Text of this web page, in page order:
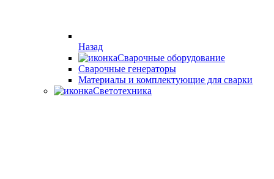
Назад
Сварочные оборудование
Cварочные генераторы
Материалы и комплектующие для сварки
Светотехника